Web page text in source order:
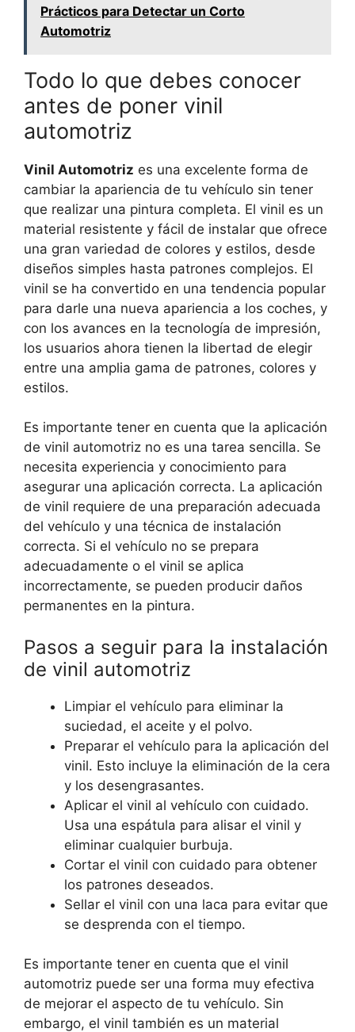
Prácticos para Detectar un Corto
Automotriz
Todo lo que debes conocer
antes de poner vinil
automotriz
Vinil Automotriz es una excelente forma de
cambiar la apariencia de tu vehículo sin tener
que realizar una pintura completa. El vinil es un
material resistente y fácil de instalar que ofrece
una gran variedad de colores y estilos, desde
diseños simples hasta patrones complejos. El
vinil se ha convertido en una tendencia popular
para darle una nueva apariencia a los coches, y
con los avances en la tecnología de impresión,
los usuarios ahora tienen la libertad de elegir
entre una amplia gama de patrones, colores y
estilos.
Es importante tener en cuenta que la aplicación
de vinil automotriz no es una tarea sencilla. Se
necesita experiencia y conocimiento para
asegurar una aplicación correcta. La aplicación
de vinil requiere de una preparación adecuada
del vehículo y una técnica de instalación
correcta. Si el vehículo no se prepara
adecuadamente o el vinil se aplica
incorrectamente, se pueden producir daños
permanentes en la pintura.
Pasos a seguir para la instalación
de vinil automotriz
Limpiar el vehículo para eliminar la
suciedad, el aceite y el polvo.
Preparar el vehículo para la aplicación del
vinil. Esto incluye la eliminación de la cera
y los desengrasantes.
Aplicar el vinil al vehículo con cuidado.
Usa una espátula para alisar el vinil y
eliminar cualquier burbuja.
Cortar el vinil con cuidado para obtener
los patrones deseados.
Sellar el vinil con una laca para evitar que
se desprenda con el tiempo.
Es importante tener en cuenta que el vinil
automotriz puede ser una forma muy efectiva
de mejorar el aspecto de tu vehículo. Sin
embargo, el vinil también es un material